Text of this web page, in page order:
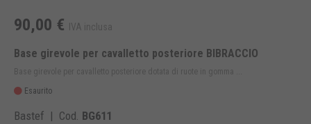
90,00 € IVA inclusa
Base girevole per cavalletto posteriore BIBRACCIO
Base girevole per cavalletto posteriore dotata di ruote in gomma ...
Esaurito
Bastef | Cod. BG611